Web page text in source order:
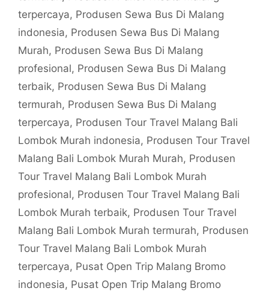
terpercaya, Produsen Sewa Bus Di Malang
indonesia, Produsen Sewa Bus Di Malang
Murah, Produsen Sewa Bus Di Malang
profesional, Produsen Sewa Bus Di Malang
terbaik, Produsen Sewa Bus Di Malang
termurah, Produsen Sewa Bus Di Malang
terpercaya, Produsen Tour Travel Malang Bali
Lombok Murah indonesia, Produsen Tour Travel
Malang Bali Lombok Murah Murah, Produsen
Tour Travel Malang Bali Lombok Murah
profesional, Produsen Tour Travel Malang Bali
Lombok Murah terbaik, Produsen Tour Travel
Malang Bali Lombok Murah termurah, Produsen
Tour Travel Malang Bali Lombok Murah
terpercaya, Pusat Open Trip Malang Bromo
indonesia, Pusat Open Trip Malang Bromo